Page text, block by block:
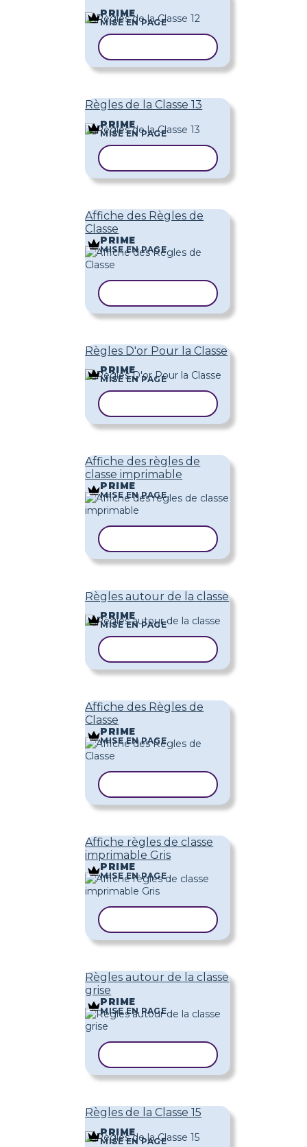
PRIME
MISE EN PAGE
Règles de la Classe 13
PRIME
MISE EN PAGE
Affiche des Règles de
Classe
PRIME
MISE EN PAGE
Règles D'or Pour la Classe
PRIME
MISE EN PAGE
Affiche des règles de
classe imprimable
PRIME
MISE EN PAGE
Règles autour de la classe
PRIME
MISE EN PAGE
Affiche des Règles de
Classe
PRIME
MISE EN PAGE
Affiche règles de classe
imprimable Gris
PRIME
MISE EN PAGE
Règles autour de la classe
grise
PRIME
MISE EN PAGE
Règles de la Classe 15
PRIME
MISE EN PAGE